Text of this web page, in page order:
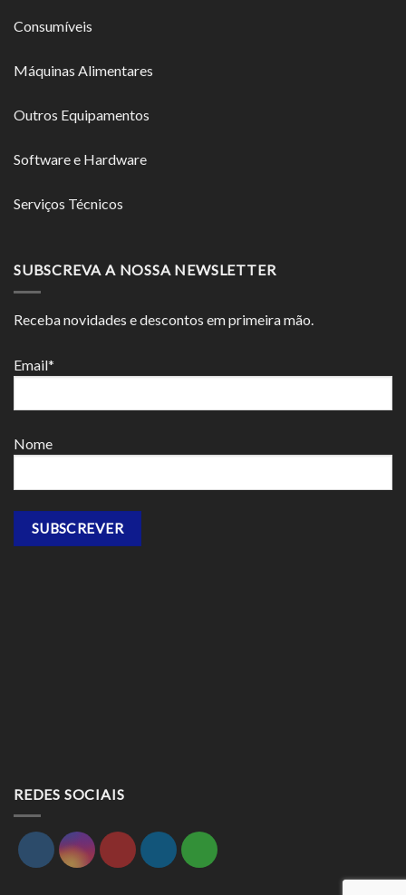
Consumíveis
Máquinas Alimentares
Outros Equipamentos
Software e Hardware
Serviços Técnicos
SUBSCREVA A NOSSA NEWSLETTER
Receba novidades e descontos em primeira mão.
Email*
Nome
REDES SOCIAIS